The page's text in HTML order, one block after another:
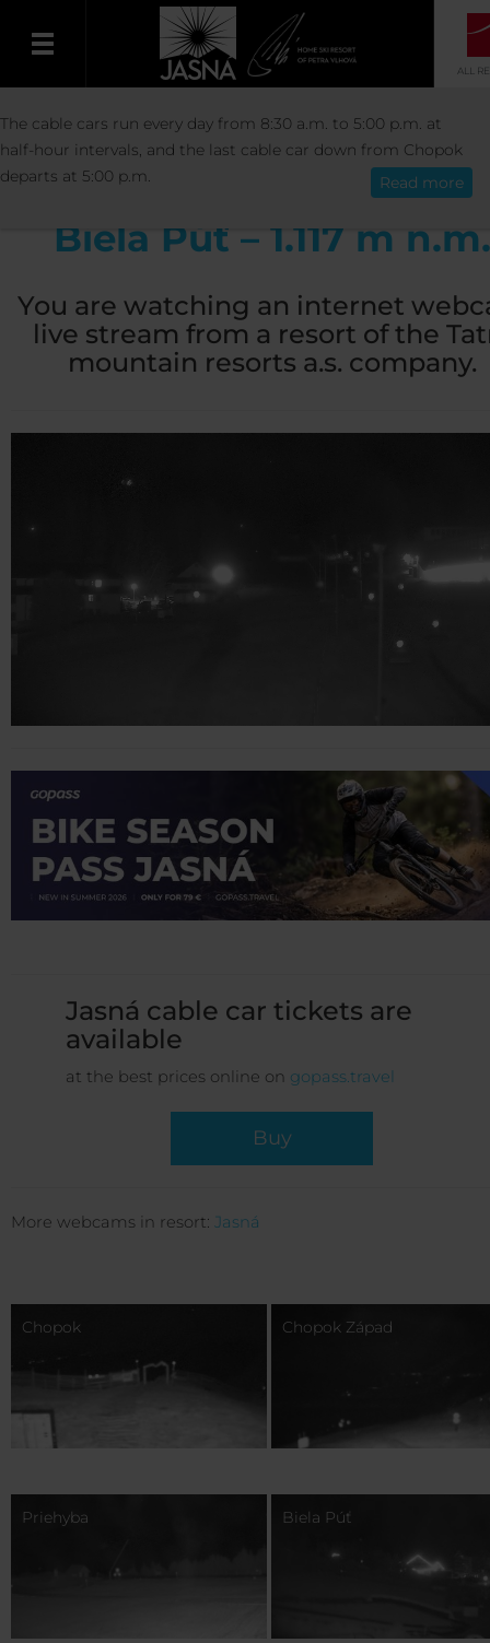
English
ALL
RESORT INFO
WEBCAMERAS
BIELA PÚŤ – 1.117 M N.M.
Biela Púť – 1.117 m n.m.
You are watching an internet
live stream from a resort of the
mountain resorts a.s. company.
Jasná cable car tickets are
available
at the best prices online on gopass.travel
Buy
More webcams in resort: Jasná
Chopok Chopok Západ
Priehyba Biela Púť
The cable cars run every day from 8:30 a.m. to 5:00 p.m. at
half-hour intervals, and the last cable car down from Chopok
departs at 5:00 p.m.
Read more